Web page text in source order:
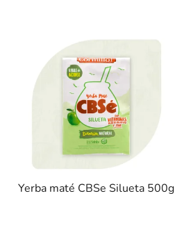
Yerba maté CBSe Silueta 500g